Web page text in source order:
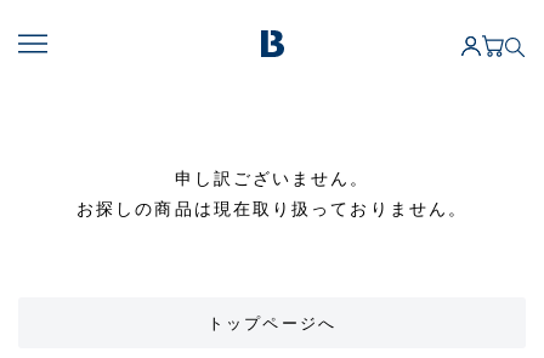
申し訳ございません。
お探しの商品は現在取り扱っておりません。
トップページへ